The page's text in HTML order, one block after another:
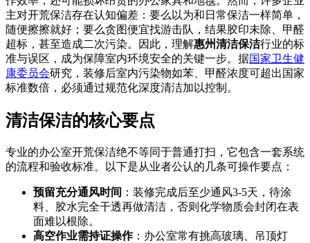
主对开荒保洁存在认知偏差：要么以为和日常保洁一样简单，
随便擦擦就好；要么贪图便宜找游击队，结果胶印未除、甲醛
超标，甚至造成二次污染。因此，理解惠州清洁保洁行业的标
准与误区，成为保障室内环境安全的关键一步。据国家卫生健
康委员会研究，装修后室内污染物如苯、甲醛浓度可超出国家
标准数倍，必须通过规范化深度清洁加以控制。
清洁保洁的核心要点
专业的办公室开荒保洁绝不等同于普通打扫，它包含一套系统
的流程和验收标准。以下是从业者公认的几条可操作要点：
预留充分通风时间 ：装修完成后至少通风3-5天，待涂
料、胶水完全干透再做清洁，否则化学物质会封闭在表
面难以根除。
高空作业需持证操作：办公室常有挑高玻璃、吊顶灯